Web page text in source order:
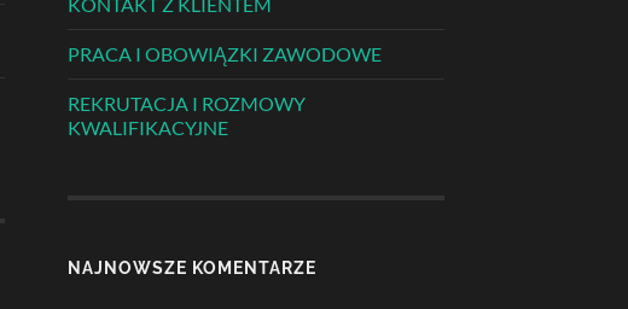
PRACA I OBOWIĄZKI ZAWODOWE
REKRUTACJA I ROZMOWY
KWALIFIKACYJNE
NAJNOWSZE KOMENTARZE